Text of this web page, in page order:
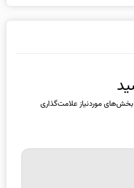
بخش‌های موردنیاز علامت‌گذاری